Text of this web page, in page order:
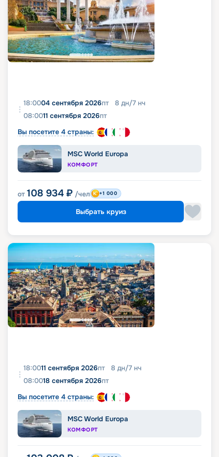
18:0004 сентября 2026пт 8 дн/7 нч
08:0011 сентября 2026пт
Вы посетите 4 страны:
MSC World Europa
КОМФОРТ
от 108 934 ₽ /чел +1 000
Выбрать круиз
18:0011 сентября 2026пт 8 дн/7 нч
08:0018 сентября 2026пт
Вы посетите 4 страны:
MSC World Europa
КОМФОРТ